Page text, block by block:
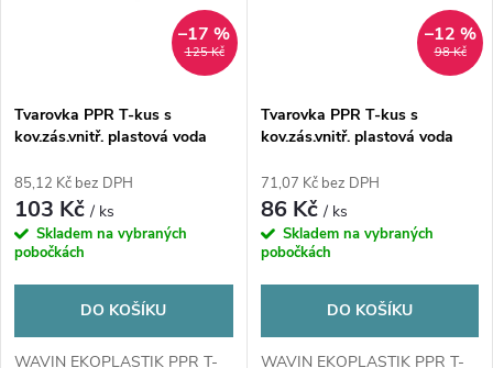
125 Kč
–17 %
Tvarovka PPR T-kus s
kov.zás.vnitř. plastová voda
85,12 Kč bez DPH
103 Kč/ ks
Skladem na vybraných
pobočkách
DO KOŠÍKU
WAVIN EKOPLASTIK PPR T-
98 Kč
–12 %
Tvarovka PPR T-kus s
kov.zás.vnitř. plastová voda
71,07 Kč bez DPH
86 Kč/ ks
Skladem na vybraných
pobočkách
DO KOŠÍKU
WAVIN EKOPLASTIK PPR T-